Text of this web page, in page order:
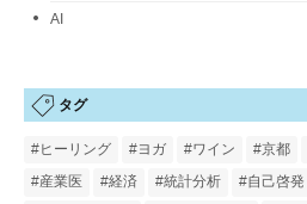
AI
タグ
#ヒーリング #ヨガ #ワイン #京都
#産業医
#経済 #統計分析 #自己啓発